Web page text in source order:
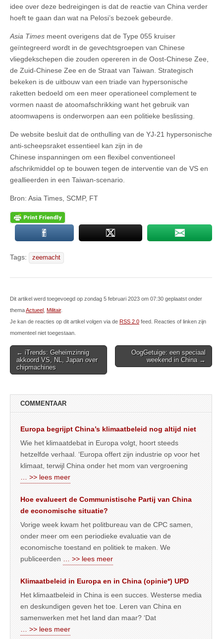
idee over deze bedreigingen is dat de reactie van China verder
hoeft te gaan dan wat na Pelosi’s bezoek gebeurde.
Asia Times meent overigens dat de Type 055 kruiser
geïntegreerd wordt in de gevechtsgroepen van Chinese
vliegdekschepen die zouden opereren in de Oost-Chinese Zee,
de Zuid-Chinese Zee en de Straat van Taiwan. Strategisch
bekeken is de uitbouw van een triade van hypersonische
raketten bedoeld om een meer operationeel complement te
vormen naast de atoomafschrikking want het gebruik van
atoomwapens is onderworpen aan een politieke beslissing.
De website besluit dat de onthulling van de YJ-21 hypersonische
anti-scheepsraket essentieel kan zijn in de
Chinese inspanningen om een flexibel conventioneel
afschrikmiddel op te bouwen tegen de interventie van de VS en
geallieerden in een Taiwan-scenario.
Bron: Asia Times, SCMP, FT
Tags: zeemacht
Dit artikel werd toegevoegd op zondag 5 februari 2023 om 07:30 geplaatst onder
themaActueel Militair.
Je kan de reacties op dit artikel volgen via de RSS 2.0 feed. Reacties of linken zijn
momenteel niet toegestaan.
Post
navigation
← iTrends: Geheimzinnig
akkoord VS, NL, Japan over
chipmachines
OogGetuige: een speciaal
weekend in China →
COMMENTAAR
Europa begrijpt China’s klimaatbeleid nog altijd niet
Wie het klimaatdebat in Europa volgt, hoort steeds
hetzelfde verhaal. ‘Europa offert zijn industrie op voor het
klimaat, terwijl China onder het mom van vergroening
… >> lees meer
Hoe evalueert de Communistische Partij van China
de economische situatie?
Vorige week kwam het politbureau van de CPC samen,
onder meer om een periodieke evaluatie van de
economische toestand en politiek te maken. We
publiceerden
… >> lees meer
Klimaatbeleid in Europa en in China (opinie*) UPD
Het klimaatbeleid in China is een succes. Westerse media
en deskundigen geven het toe. Leren van China en
samenwerken met het land dan maar? ‘Dat
… >> lees meer